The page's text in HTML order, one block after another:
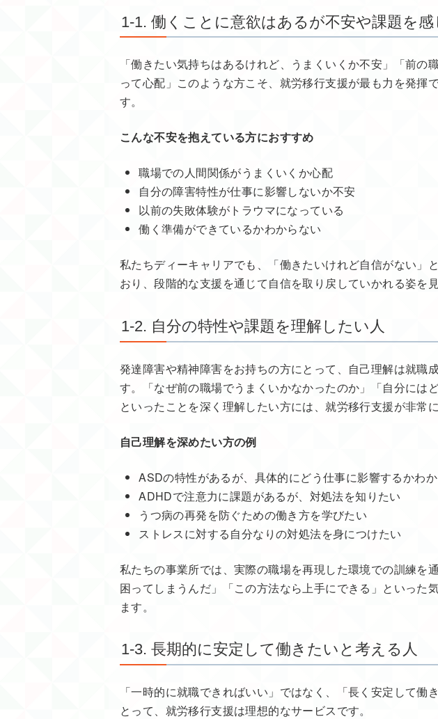
1-1. 働くことに意欲はあるが不安や課題を感
「働きたい気持ちはあるけれど、うまくいくか不安」「前の
って心配」このような方こそ、就労移行支援が最も力を発揮
す。
こんな不安を抱えている方におすすめ
職場での人間関係がうまくいくか心配
自分の障害特性が仕事に影響しないか不安
以前の失敗体験がトラウマになっている
働く準備ができているかわからない
私たちディーキャリアでも、「働きたいけれど自信がない」
おり、段階的な支援を通じて自信を取り戻していかれる姿を見
1-2. 自分の特性や課題を理解したい人
発達障害や精神障害をお持ちの方にとって、自己理解は就職
す。「なぜ前の職場でうまくいかなかったのか」「自分には
といったことを深く理解したい方には、就労移行支援が非常に
自己理解を深めたい方の例
ASDの特性があるが、具体的にどう仕事に影響するかわ
ADHDで注意力に課題があるが、対処法を知りたい
うつ病の再発を防ぐための働き方を学びたい
ストレスに対する自分なりの対処法を身につけたい
私たちの事業所では、実際の職場を再現した環境での訓練を
困ってしまうんだ」「この方法なら上手にできる」といった
ます。
1-3. 長期的に安定して働きたいと考える人
「一時的に就職できればいい」ではなく、「長く安定して働
とって、就労移行支援は理想的なサービスです。